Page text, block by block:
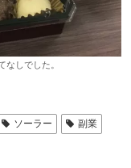
なしでした。
ソーラー
副業